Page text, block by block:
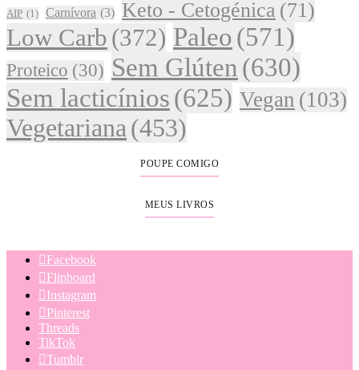
AIP (1) Carnívora (3) Keto - Cetogénica (71)
Low Carb (372) Paleo(571)
Proteico (30) Sem Glúten (630)
Sem lacticínios(625) Vegan (103)
Vegetariana(453)
POUPE COMIGO
MEUS LIVROS
Facebook
Flipboard
Instagram
Pinterest
Threads
TikTok
Tumblr